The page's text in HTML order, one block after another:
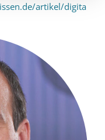
artikel/digita